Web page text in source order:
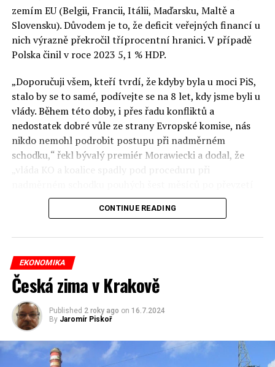
UP NEXT
Skokově roste dovoz uhlí do Evropy
DON'T MISS
Využití LNG terminálu ve Svinoústí dosahuje 60 %
Jaromír Piskoř
redaktor a editor polskodnes.cz
zemím EU (Belgii, Francii, Itálii, Maďarsku, Maltě a
Slovensku). Důvodem je to, že deficit veřejných financí u
nich výrazně překročil tříprocentní hranici. V případě
Polska činil v roce 2023 5,1 % HDP.
„Doporučuji všem, kteří tvrdí, že kdyby byla u moci PiS,
stalo by se to samé, podívejte se na 8 let, kdy jsme byli u
vlády. Během této doby, i přes řadu konfliktů a
nedostatek dobré vůle ze strany Evropské komise, nás
nikdo nemohl podrobit postupu při nadměrném
schodku,“ řekl bývalý premiér Morawiecki a dodal, že
„vláda KO a koalice spadly pod proceduru při
kdy byl více než 10 měsíců Morawiecki premiérem.
Prezident Institutu veřejných financí Sławomir Dudek
tvrdí, že v roce 2023 si byl Morawiecki vědom, že mu
hrozí procedura apři nadměrném schodku, ale snažil se
to před Poláky utajit, aby před volbami nerozproudil
diskuzi o stavu veřejných financí. Navíc rozpočet na rok
2024 je návrhem Morawieckého vlády a předpokládal
schodek 4,5 % HDP.
CONTINUE READING
EKONOMIKA
Česká zima v Krakově
Published 2 roky ago on 16.7.2024
By Jaromír Piskoř